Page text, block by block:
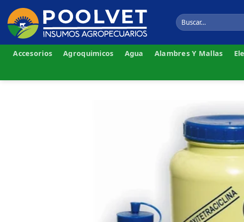
content
Buscar
por:
Accesorios Agroquimicos Agua Alambres Y Mallas